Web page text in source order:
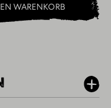
WARENKORB